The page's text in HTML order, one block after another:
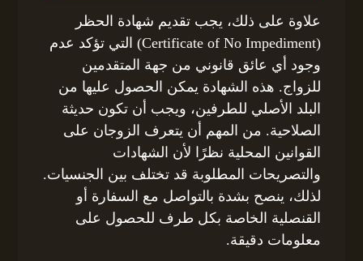
علاوة على ذلك، يجب تقديم شهادة الحظر
(Certificate of No Impediment) التي تؤكد عدم
وجود أي عائق قانوني من جهة المتقدمين
للزواج. هذه الشهادة يمكن الحصول عليها من
البلد الأصلي للطرفين، ويجب أن تكون حديثة
الصلاحية. من المهم أن يتعرف الزوجان على
القوانين المحلية نظرًا لأن الشهادات
والتصريحات المطلوبة قد تختلف بين الجنسيات.
لذلك، ينصح بشدة بالتواصل مع السفارة أو
القنصلية الخاصة بكل طرف للحصول على
معلومات دقيقة.